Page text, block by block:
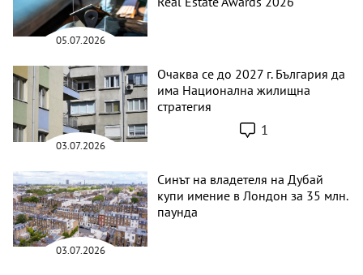
05.07.2026
03.07.2026
Очаква се до 2027 г. България да
има Национална жилищна
стратегия
1
03.07.2026
Синът на владетеля на Дубай
купи имение в Лондон за 35 млн.
паунда